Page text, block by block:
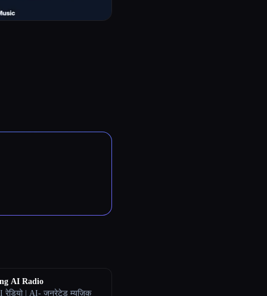
AI Radio
रेडियो | AI- जनरेटेड म्यूज़िक